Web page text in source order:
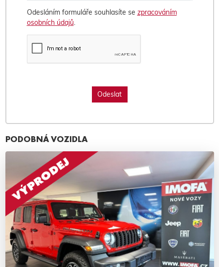
Odesláním formuláře souhlasíte se zpracováním
osobních údajů.
PODOBNÁ VOZIDLA